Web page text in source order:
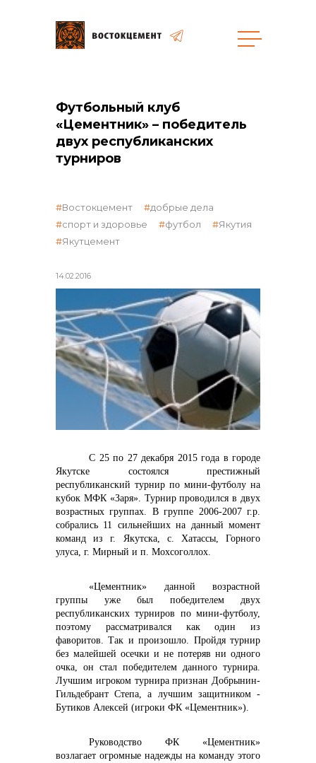
общая информация
объявленные закупки
реализация неликвидов
контакты отдела закупок
Контакты
+7 (423) 234 50 50
Футбольный клуб
«Цементник» – победитель
двух республиканских
турниров
14.02.2016
Востокцемент
добрые дела
спорт и здоровье
футбол
Якутия
Якутцемент
С 25 по 27 декабря 2015 года в городе
Якутске состоялся престижный
республиканский турнир по мини-футболу на
кубок МФК «Заря». Турнир проводился в двух
возрастных группах. В группе 2006-2007 г.р.
собрались 11 сильнейших на данный момент
команд из г. Якутска, с. Хатассы, Горного
улуса, г. Мирный и п. Мохсоголлох.
«Цементник» данной возрастной
группы уже был победителем двух
республиканских турниров по мини-футболу,
поэтому рассматривался как один из
фаворитов. Так и произошло. Пройдя турнир
без малейшей осечки и не потеряв ни одного
очка, он стал победителем данного турнира.
Лучшим игроком турнира признан Добрынин-
Гильдебрант Степа, а лучшим защитником -
Бутиков Алексей (игроки ФК «Цементник»).
Руководство ФК «Цементник»
возлагает огромные надежды на команду этого